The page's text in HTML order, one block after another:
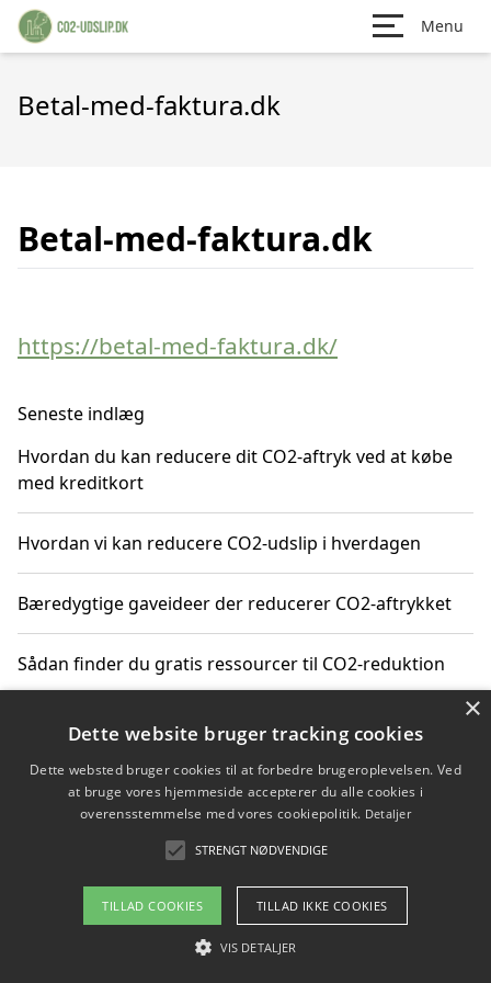
Menu
Betal-med-faktura.dk
Betal-med-faktura.dk
https://betal-med-faktura.dk/
Seneste indlæg
Hvordan du kan reducere dit CO2-aftryk ved at købe
med kreditkort
Hvordan vi kan reducere CO2-udslip i hverdagen
Bæredygtige gaveideer der reducerer CO2-aftrykket
Sådan finder du gratis ressourcer til CO2-reduktion
Hvordan gadgets til hjemmet kan reducere CO2-udslip
Copyright 2026 - Pilanto Aps
Om / kontakt
Blog Betingelser
×
Dette website bruger tracking cookies
Dette websted bruger cookies til at forbedre brugeroplevelsen. Ved
at bruge vores hjemmeside accepterer du alle cookies i
overensstemmelse med vores cookiepolitik. Detaljer
STRENGT NØDVENDIGE
TILLAD COOKIES TILLAD IKKE COOKIES
VIS DETALJER